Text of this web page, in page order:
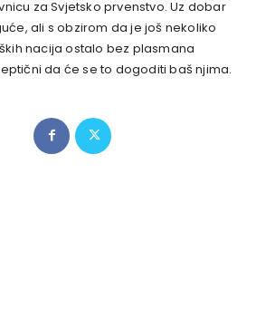
za Svjetsko prvenstvo. Uz dobar
ali s obzirom da je još nekoliko
nacija ostalo bez plasmana
da će se to dogoditi baš njima.